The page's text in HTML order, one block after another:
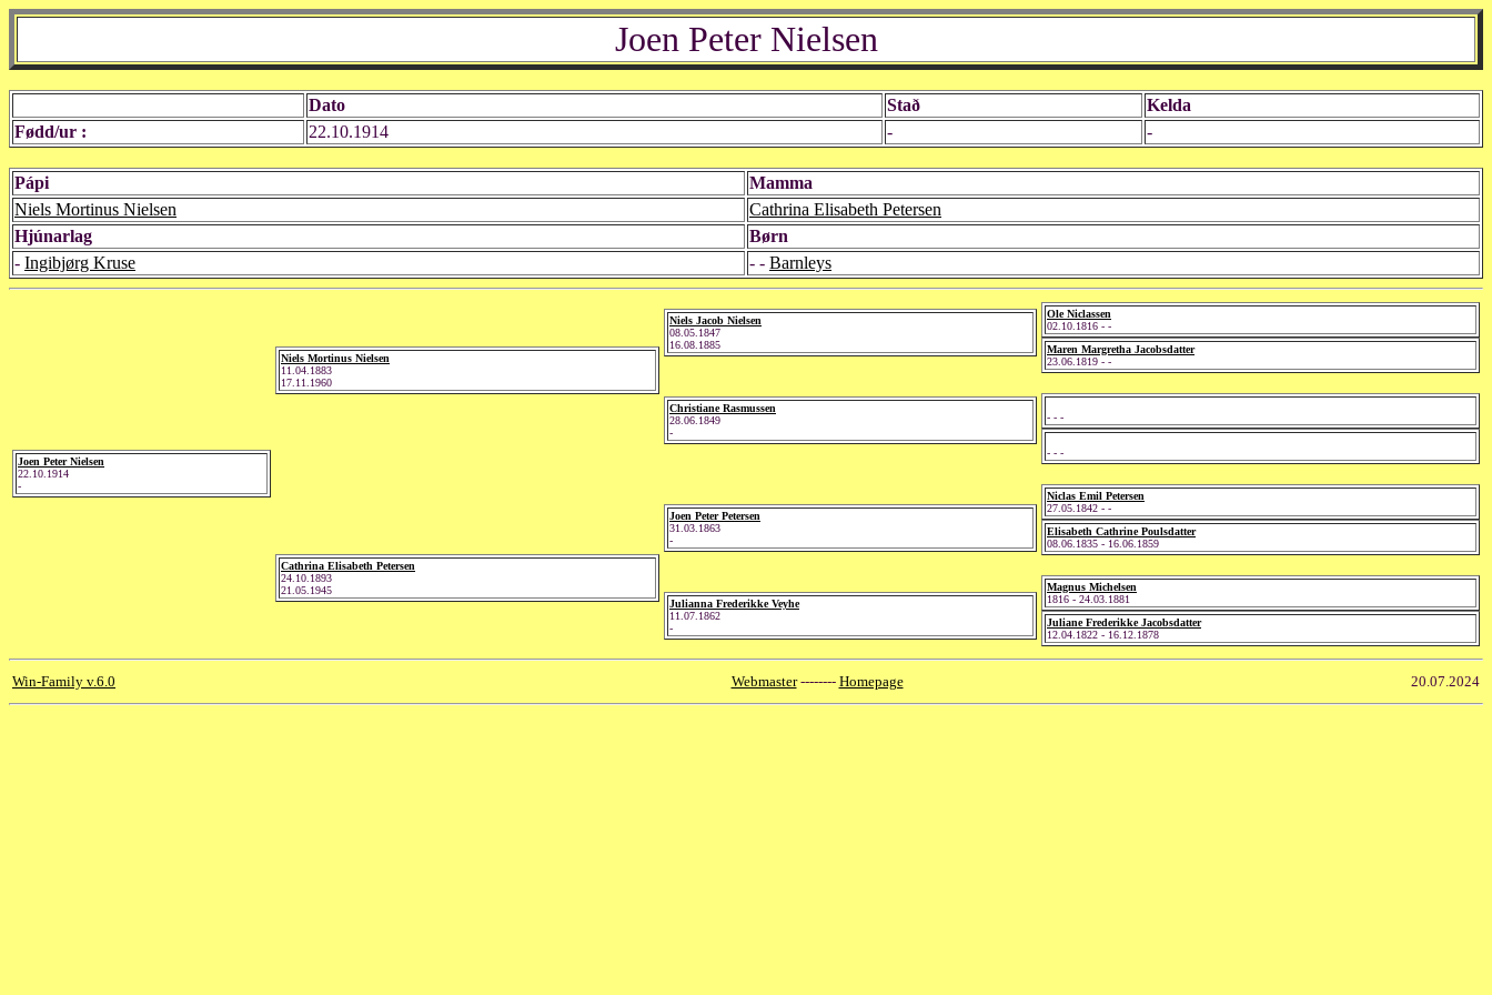
Joen Peter Nielsen
Dato Stað
Kelda
Fødd/ur :
22.10.1914 - -
Pápi
Mamma
Niels Mortinus Nielsen
Cathrina Elisabeth Petersen
Hjúnarlag
Børn
- Ingibjørg Kruse - - Barnleys
Joen Peter Nielsen
22.10.1914
-
Niels Mortinus Nielsen
11.04.1883
17.11.1960
Cathrina Elisabeth Petersen
24.10.1893
21.05.1945
Niels Jacob Nielsen
08.05.1847
16.08.1885
Christiane Rasmussen
28.06.1849
-
Joen Peter Petersen
31.03.1863
-
Julianna Frederikke Veyhe
11.07.1862
-
Ole Niclassen
02.10.1816 - -
Maren Margretha Jacobsdatter
23.06.1819 - -
- - -
- - -
Niclas Emil Petersen
27.05.1842 - -
Elisabeth Cathrine Poulsdatter
08.06.1835 - 16.06.1859
Magnus Michelsen
1816 - 24.03.1881
Juliane Frederikke Jacobsdatter
12.04.1822 - 16.12.1878
Win-Family v.6.0 Webmaster-------- Homepage 20.07.2024